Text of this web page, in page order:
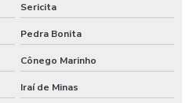
Sericita
Pedra Bonita
Cônego Marinho
Iraí de Minas